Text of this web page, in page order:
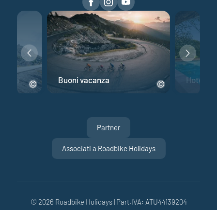
Buoni vacanza Hotel
Partner
Associati a Roadbike Holidays
© 2026 Roadbike Holidays| Part.IVA: ATU44139204